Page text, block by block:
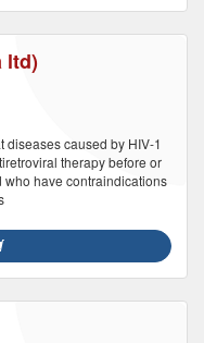
ltd)
diseases caused by HIV-1
therapy before or
have contraindications